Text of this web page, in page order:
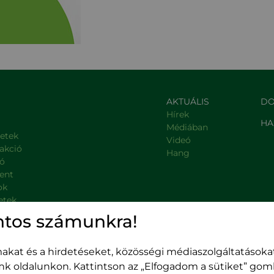
kormányzati intézmények
AKTUÁLIS
Hírek
Médiában
Videó
Hang
számunkra!
és a hirdetéseket, közösségi
oldalunkon. Kattintson az „Elfogadom a sütiket”